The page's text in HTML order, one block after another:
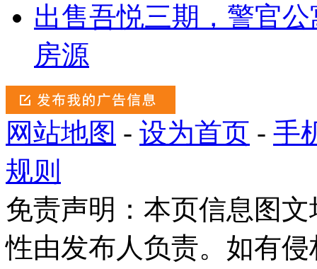
出售吾悦三期，警官
房源
网站地图 - 设为首页 - 手
规则
免责声明：本页信息图
性由发布人负责。如有